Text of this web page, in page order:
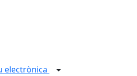
electrònica